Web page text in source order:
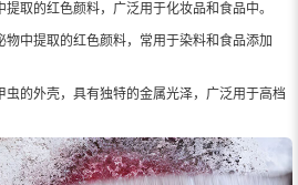
提取的红色颜料，广泛用于化妆品和食品中。
物中提取的红色颜料，常用于染料和食品添加
虫的外壳，具有独特的金属光泽，广泛用于高档